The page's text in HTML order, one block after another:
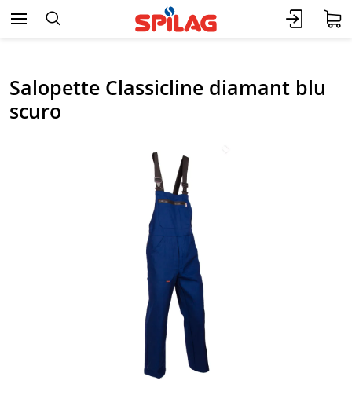
Salopette Classicline diamant blu
scuro